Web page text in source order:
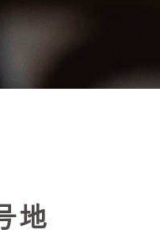
地